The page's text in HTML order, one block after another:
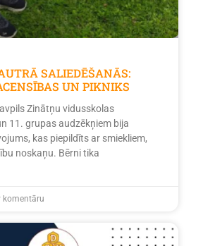
SALIEDĒŠANĀS:
UN PIKNIKS
Zinātņu vidusskolas
11. grupas audzēkņiem bija
kas piepildīts ar smiekliem,
noskaņu. Bērni tika
komentāru